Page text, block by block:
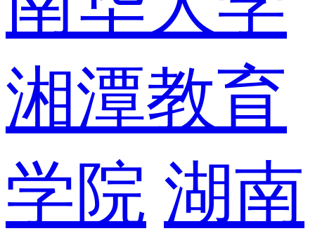
湘潭教育
学院 湖南